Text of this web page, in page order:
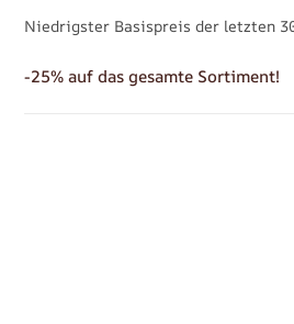
Niedrigster Basispreis der letzten
-25% auf das gesamte Sortiment!